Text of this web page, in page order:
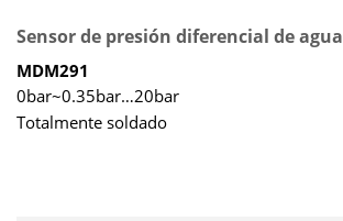
Sensor de presión diferencial de agua
MDM291
0bar~0.35bar…20bar
Totalmente soldado